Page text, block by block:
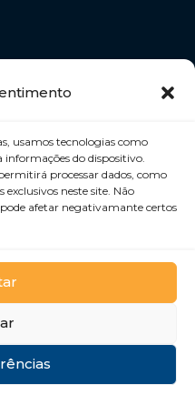
usamos tecnologias como
do dispositivo.
processar dados, como
neste site. Não
afetar negativamante certos
S.A.